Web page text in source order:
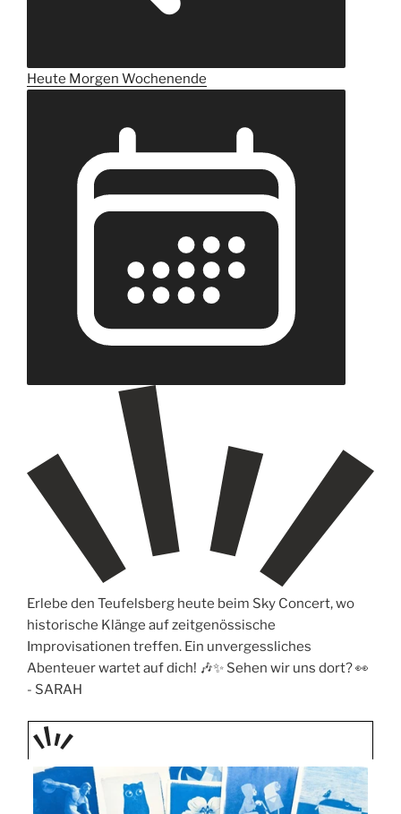
Heute Morgen Wochenende
Erlebe den Teufelsberg heute beim Sky Concert, wo
historische Klänge auf zeitgenössische
Improvisationen treffen. Ein unvergessliches
Abenteuer wartet auf dich! 🎶✨ Sehen wir uns dort? 👀
- SARAH
TAGE
STIPP